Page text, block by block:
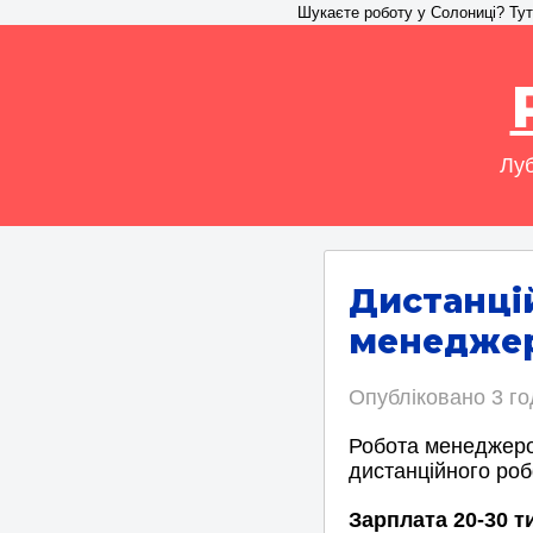
Шукаєте роботу у Солониці? Тут
Опубліковано 3
Робота
дистанційного
Зарплата 20-30